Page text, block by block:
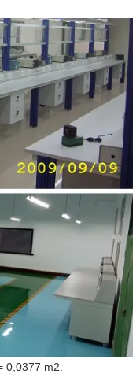
0,0377 m2.